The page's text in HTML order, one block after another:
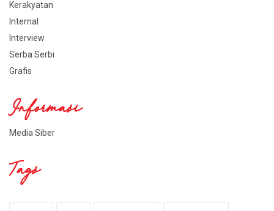
Kerakyatan
Internal
Interview
Serba Serbi
Grafis
Informasi
Media Siber
Tags